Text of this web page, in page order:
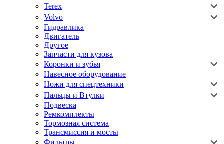
Terex
Volvo
Гидравлика
Двигатель
Другое
Запчасти для кузова
Коронки и зубья
Навесное оборудование
Ножи для спецтехники
Пальцы и Втулки
Подвеска
Ремкомплекты
Тормозная система
Трансмиссия и мосты
Фильтры